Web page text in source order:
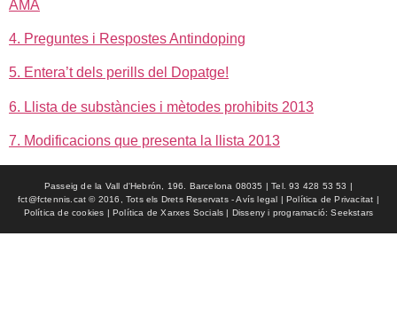
AMA
4. Preguntes i Respostes Antindoping
5. Entera’t dels perills del Dopatge!
6. Llista de substàncies i mètodes prohibits 2013
7. Modificacions que presenta la llista 2013
Passeig de la Vall d'Hebrón, 196. Barcelona 08035 | Tel. 93 428 53 53 |
fct@fctennis.cat © 2016, Tots els Drets Reservats - Avís legal | Política de Privacitat |
Política de cookies | Política de Xarxes Socials | Disseny i programació: Seekstars